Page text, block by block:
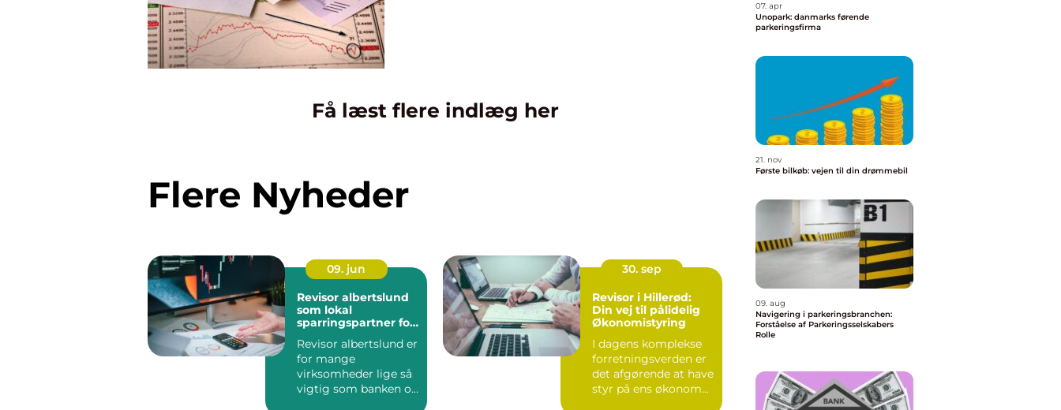
Få læst flere indlæg her
Flere Nyheder
09. jun
Revisor albertslund
som lokal
sparringspartner for
Revisor albertslund er
for mange
virksomheder lige så
vigtig som banken og
30. sep
Revisor i Hillerød:
Din vej til pålidelig
Økonomistyring
I dagens komplekse
forretningsverden er
det afgørende at have
styr på ens økonom...
07. apr
Unopark: danmarks førende
parkeringsfirma
21. nov
Første bilkøb: vejen til din drømmebil
09. aug
Navigering i parkeringsbranchen:
Forståelse af Parkeringsselskabers
Rolle